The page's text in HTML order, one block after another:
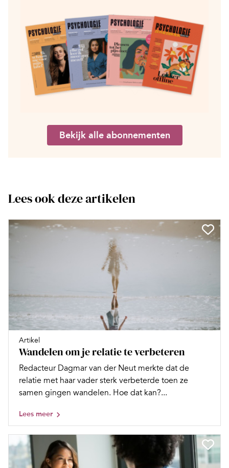
Bekijk alle abonnementen
Lees ook deze artikelen
Artikel
Wandelen om je relatie te verbeteren
Redacteur Dagmar van der Neut merkte dat de
relatie met haar vader sterk verbeterde toen ze
samen gingen wandelen. Hoe dat kan?...
Lees meer